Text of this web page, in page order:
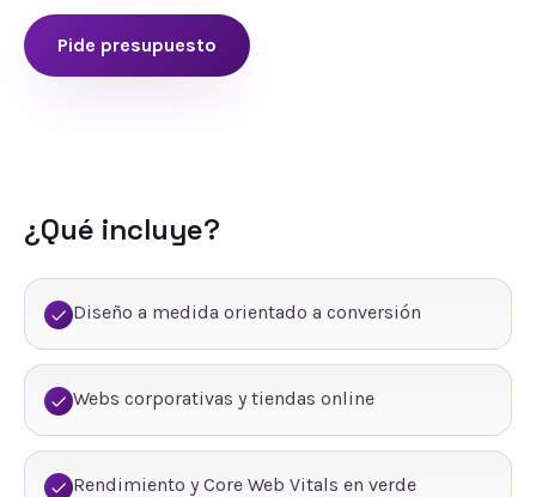
Pide presupuesto
¿Qué incluye?
Diseño a medida orientado a conversión
Webs corporativas y tiendas online
Rendimiento y Core Web Vitals en verde